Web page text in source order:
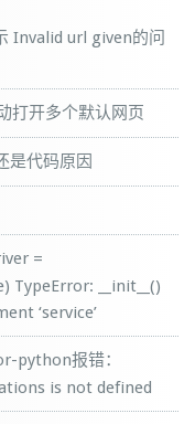
Invalid url given的问
打开多个默认网页
是代码原因
=
TypeError: __init__()
‘service’
python报错：
is not defined